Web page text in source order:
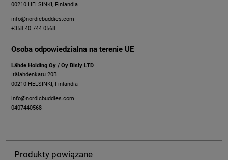
00210 HELSINKI, Finlandia
info@nordicbuddies.com
+358 40 744 0568
Osoba odpowiedzialna na terenie UE
​Lähde Holding Oy / Oy Bisly LTD
Itälahdenkatu 20B
00210 HELSINKI, Finlandia
info@nordicbuddies.com
0407440568
Produkty powiązane